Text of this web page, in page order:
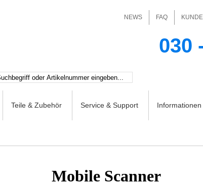
NEWS FAQ
030
Teile & Zubehör Service & Support
Mobile Scanner